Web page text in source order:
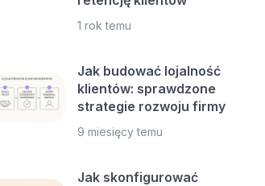
1 rok temu
Jak budować lojalność
klientów: sprawdzone
strategie rozwoju firmy
9 miesięcy temu
Jak skonfigurować